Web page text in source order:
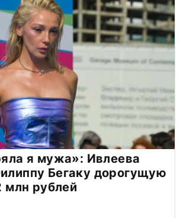
я мужа»: Ивлеева
Бегаку дорогущую
млн рублей